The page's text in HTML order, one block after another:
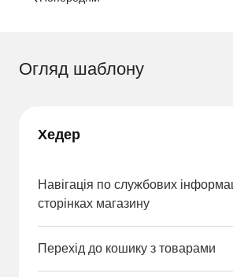
Огляд шаблону
Хедер
Навігація по службових
сторінках магазину
Перехід до кошику з товарами